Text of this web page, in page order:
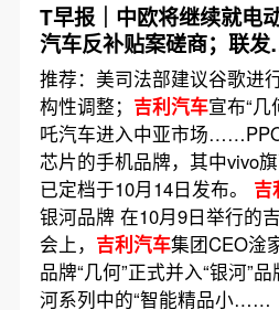
T早报｜中欧将继续就电
汽车反补贴案磋商；联发
发布首款3纳米芯片；
DeepMind创始人获诺贝
化学奖
推荐：美司法部建议谷歌进
构性调整； 吉利汽车宣布“几
吒汽车进入中亚市场
芯片的手机品牌，其中vivo
已定档于10月14日发布。 吉
银河品牌 在10月9日举行的
会上， 吉利汽车集团CEO淦
品牌“几何”正式并入“银河”
河系列中的“智能精品小……